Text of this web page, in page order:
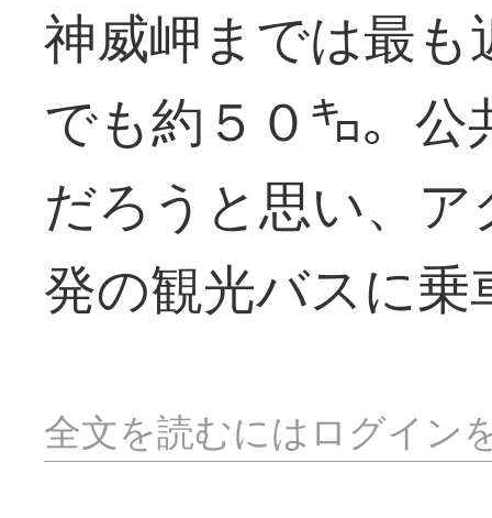
神威岬までは最
でも約５０㌔。
だろうと思い、
発の観光バスに乗
全文を読むにはログイン